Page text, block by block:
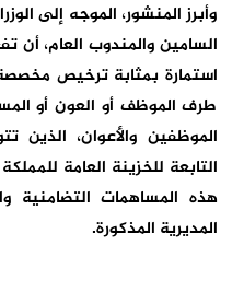
وأبرز المنشور، الموجه إلى
السامين والمندوب العام، أن
استمارة بمثابة ترخيص
طرف الموظف أو العون أو
الموظفين والأعوان، الذين
التابعة للخزينة العامة
هذه المساهمات التضامنية
المديرية المذكورة.